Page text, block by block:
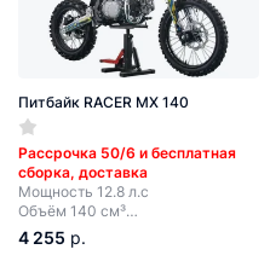
Питбайк RACER MX 140
Рассрочка 50/6 и бесплатная
сборка, доставка
Мощность 12.8 л.с
Объём 140 см³
4 передачи
Электростартер + кик-стартер
4 255 р.